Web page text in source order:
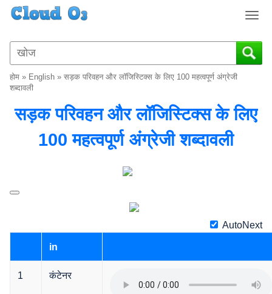
T
g
g
a
v
होम » English » सड़क परिवहन और लॉजिस्टिक्स के लिए 100 महत्वपूर्ण अंग्रेजी
शब्दावली
सड़क परिवहन और लॉजिस्टिक्स के लिए
100 महत्वपूर्ण अंग्रेजी शब्दावली
AutoNext
in
1 कंटेनर